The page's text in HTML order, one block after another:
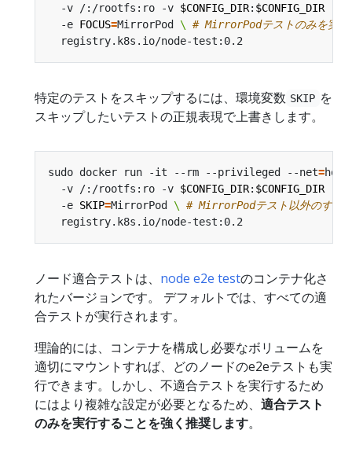
  -v /:/rootfs:ro -v
$CONFIG_DIR: $CONFIG_DIR
  -e
FOCUS=MirrorPod \ # MirrorPodテストのみを実行
特定のテストをスキップするには、環境変数 SKIP を
スキップしたいテストの正規表現で上書きします。
sudo docker run -it --rm --privileged --net=
  -v /:/rootfs:ro -v
$CONFIG_DIR: $CONFIG_DIR
  -e
SKIP=MirrorPod \ # MirrorPodテスト以外のすべ
ノード適合テストは、 node e2e testのコンテナ化さ
れたバージョンです。 デフォルトでは、すべての適
合テストが実行されます。
理論的には、コンテナを構成し必要なボリュームを
適切にマウントすれば、どのノードのe2eテストも実
行できます。しかし、不適合テストを実行するため
にはより複雑な設定が必要となるため、 適合テスト
のみを実行することを強く推奨します。